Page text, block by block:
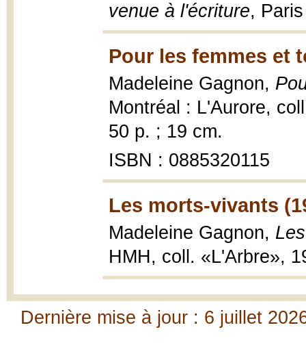
venue à l'écriture,
Pour les femmes et
Madeleine Gagnon,
Montréal : L'Aurore,
50 p. ; 19 cm.
ISBN : 0885320115
Les morts-vivants
Madeleine Gagnon,
HMH, coll. «L'Arbre»,
Dernière mise à jour : 6 juillet